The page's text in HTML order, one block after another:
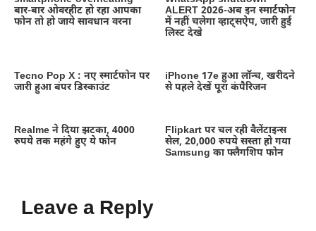
बार-बार ओवरहीट हो रहा आपका
फोन तो हो जाये सावधान वरना
ALERT 2026-अब इन स्मार्टफोन
में नहीं चलेगा व्हाट्सऐप, जारी हुई
लिस्ट देखे
Tecno Pop X : नए स्मार्टफोन पर
जारी हुआ बंपर डिस्काउंट
iPhone 17e हुआ लॉन्च, खरीदने
से पहले देखें पूरा कंपैरिजन
Realme ने दिया झटका, 4000
रुपये तक महंगे हुए ये फोन
Flipkart पर चल रही वैलेंटाइन्स
सेल, 20,000 रुपये सस्ता हो गया
Samsung का फ्लैगशिप फोन
Leave a Reply